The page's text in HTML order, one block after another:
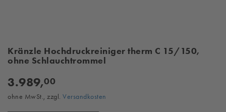
Kränzle Hochdruckreiniger therm C 15/150,
ohne Schlauchtrommel
3.989,00
ohne MwSt., zzgl. Versandkosten